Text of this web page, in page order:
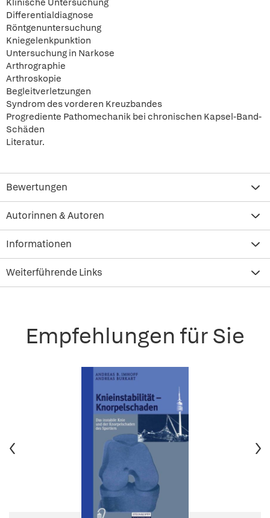
Klinische Untersuchung
Differentialdiagnose
Röntgenuntersuchung
Kniegelenkpunktion
Untersuchung in Narkose
Arthrographie
Arthroskopie
Begleitverletzungen
Syndrom des vorderen Kreuzbandes
Progrediente Pathomechanik bei chronischen Kapsel-Band-
Schäden
Literatur.
Bewertungen
Autorinnen & Autoren
Informationen
Weiterführende Links
Empfehlungen für Sie